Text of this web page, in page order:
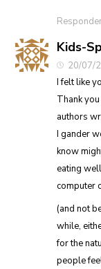
Kids-
20/07/
I felt like
Thank
authors
I gander
know
eating
computer
(and not
while,
for the
people